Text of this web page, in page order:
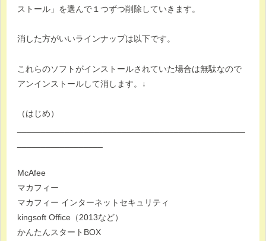
ストール」を選んで１つずつ削除していきます。
消した方がいいラインナップは以下です。
これらのソフトがインストールされていた場合は無駄なので
アンインストールして消します。↓
（はじめ）
McAfee
マカフィー
マカフィー インターネットセキュリティ
kingsoft Office（2013など）
かんたんスタートBOX